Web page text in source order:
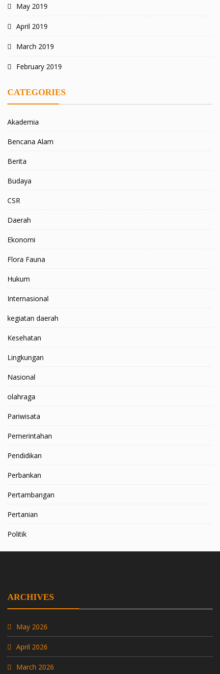
May 2019
April 2019
March 2019
February 2019
CATEGORIES
Akademia
Bencana Alam
Berita
Budaya
CSR
Daerah
Ekonomi
Flora Fauna
Hukum
Internasional
kegiatan daerah
Kesehatan
Lingkungan
Nasional
olahraga
Pariwisata
Pemerintahan
Pendidikan
Perbankan
Pertambangan
Pertanian
Politik
ARCHIVES
May 2026
April 2026
March 2026